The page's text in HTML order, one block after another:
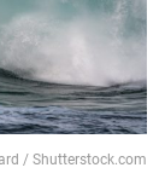
/ Shutterstock.com